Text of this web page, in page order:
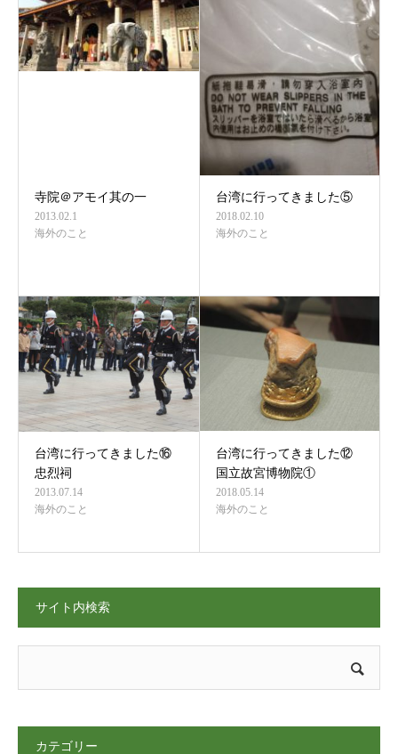
寺院＠アモイ其の一
2013.02.1
海外のこと
台湾に行ってきました⑤
2018.02.10
海外のこと
台湾に行ってきました⑯
忠烈祠
2013.07.14
海外のこと
台湾に行ってきました⑫
国立故宮博物院①
2018.05.14
海外のこと
サイト内検索
カテゴリー